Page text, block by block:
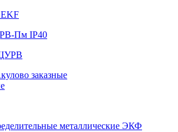
Пм IP40
заказные
металлические ЭКФ